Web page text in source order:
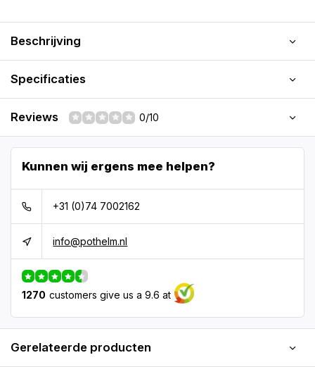
Beschrijving
Specificaties
Reviews 0/10
Kunnen wij ergens mee helpen?
+31 (0)74 7002162
info@pothelm.nl
1270 customers give us a 9.6 at
Gerelateerde producten